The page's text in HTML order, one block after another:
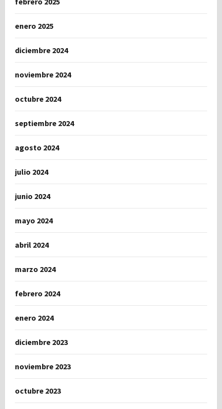
enero 2025
diciembre 2024
noviembre 2024
octubre 2024
septiembre 2024
agosto 2024
julio 2024
junio 2024
mayo 2024
abril 2024
marzo 2024
febrero 2024
enero 2024
diciembre 2023
noviembre 2023
octubre 2023